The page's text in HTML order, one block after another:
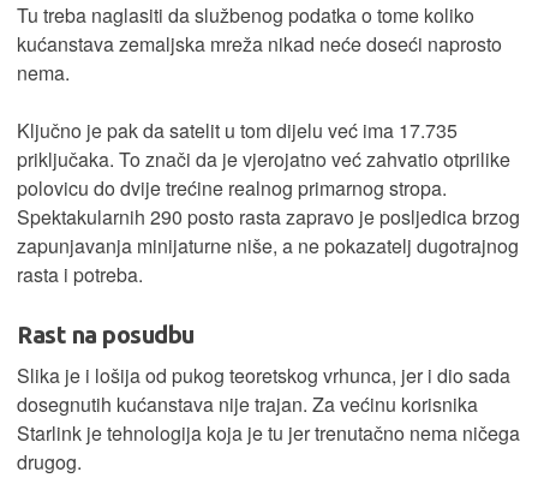
Tu treba naglasiti da službenog podatka o tome koliko
kućanstava zemaljska mreža nikad neće doseći naprosto
nema.
Ključno je pak da satelit u tom dijelu već ima 17.735
priključaka. To znači da je vjerojatno već zahvatio otprilike
polovicu do dvije trećine realnog primarnog stropa.
Spektakularnih 290 posto rasta zapravo je posljedica brzog
zapunjavanja minijaturne niše, a ne pokazatelj dugotrajnog
rasta i potreba.
Rast na posudbu
Slika je i lošija od pukog teoretskog vrhunca, jer i dio sada
dosegnutih kućanstava nije trajan. Za većinu korisnika
Starlink je tehnologija koja je tu jer trenutačno nema ničega
drugog.